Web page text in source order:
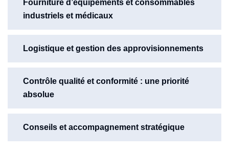
Fourniture d’équipements et consommables
industriels et médicaux
Logistique et gestion des approvisionnements
Contrôle qualité et conformité : une priorité
absolue
Conseils et accompagnement stratégique